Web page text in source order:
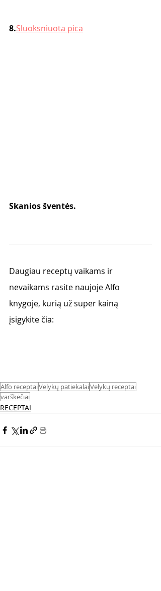
8.Sluoksniuota pica
Skanios šventės.
Daugiau receptų vaikams ir
nevaikams rasite naujoje Alfo
knygoje, kurią už super kainą
įsigykite čia:
Alfo receptaiVelykų patiekalaiVelykų receptai
varškėčiai
RECEPTAI